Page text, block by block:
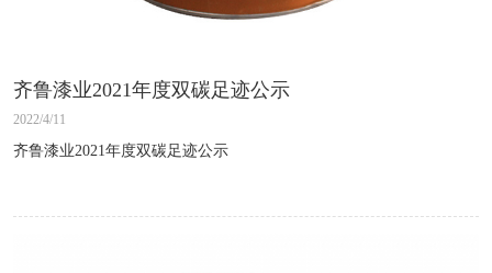
齐鲁漆业2021年度双碳足迹公示
2022/4/11
齐鲁漆业2021年度双碳足迹公示